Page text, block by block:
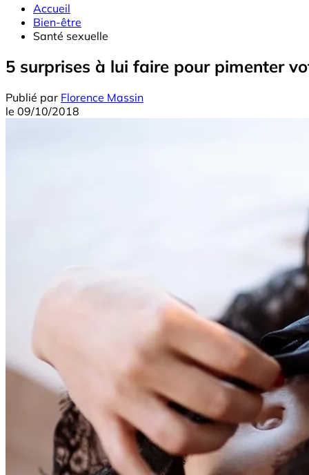
Accueil
Bien-être
Santé sexuelle
5 surprises à lui faire pour pimenter
Publié par Florence Massin
le 09/10/2018